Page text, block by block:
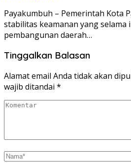
Payakumbuh – Pemerintah Kota
stabilitas keamanan yang selama
pembangunan daerah…
Tinggalkan Balasan
Alamat email Anda tidak akan
wajib ditandai *